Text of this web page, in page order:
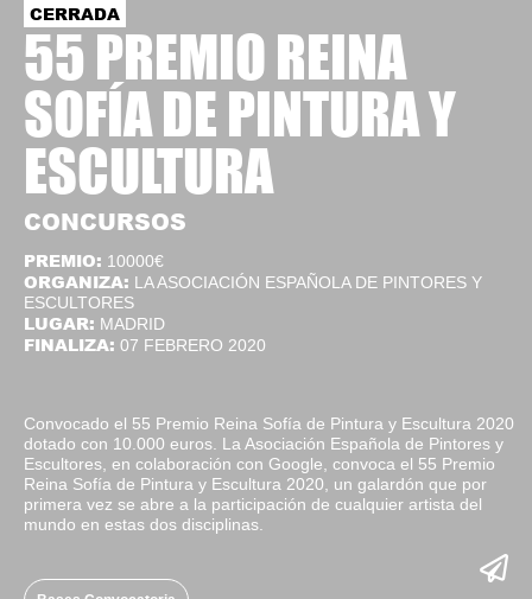
CERRADA
55 PREMIO REINA
SOFÍA DE PINTURA Y
ESCULTURA
CONCURSOS
PREMIO: 10000€
ORGANIZA: LA ASOCIACIÓN ESPAÑOLA DE PINTORES Y
ESCULTORES
LUGAR: MADRID
FINALIZA: 07 FEBRERO 2020
Convocado el 55 Premio Reina Sofía de Pintura y Escultura 2020
dotado con 10.000 euros. La Asociación Española de Pintores y
Escultores, en colaboración con Google, convoca el 55 Premio
Reina Sofía de Pintura y Escultura 2020, un galardón que por
primera vez se abre a la participación de cualquier artista del
mundo en estas dos disciplinas.